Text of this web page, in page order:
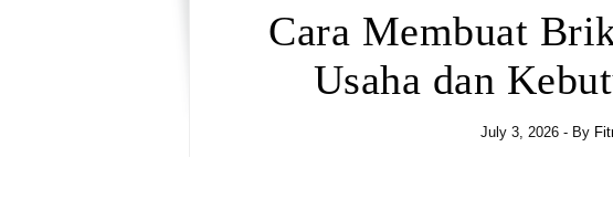
Cara Membuat
Usaha dan
July 3, 2026 - By